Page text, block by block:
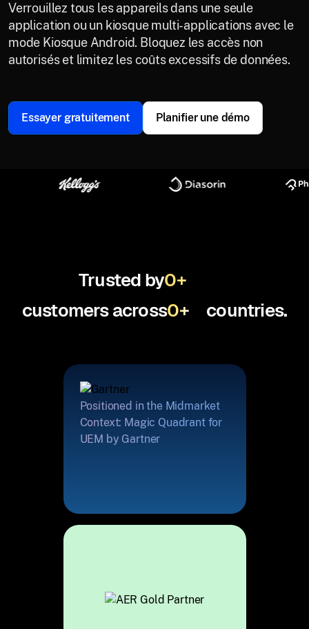
Verrouillez tous les appareils dans une seule
application ou un kiosque multi-applications avec le
mode Kiosque Android. Bloquez les accès non
autorisés et limitez les coûts excessifs de données.
Essayer gratuitement Planifier une démo
Trusted by0+
customers across0+ countries.
Positioned in the Midmarket
Context: Magic Quadrant for
UEM by Gartner